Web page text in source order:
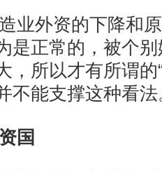
业外资的下降和
是正常的，被个
，所以才有所谓的
不能支撑这种看法
国